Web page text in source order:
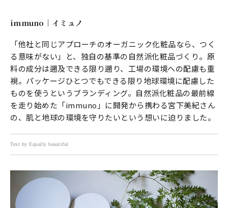
immuno｜イミュノ
「他社と同じアプローチのオーガニック化粧品なら、つく
る意味がない」と、独自の基準の自然派化粧品づくり。原
料の成分は遡及できる限り遡り、工場の環境への配慮も重
視。パッケージひとつでもできる限り地球環境に配慮した
ものを使うというブランディング。自然派化粧品の最前線
を走り始めた「immuno」に開発から携わる宮下美紀さん
の、肌と地球の環境を守りたいという想いに迫りました。
Text by Equally beautiful